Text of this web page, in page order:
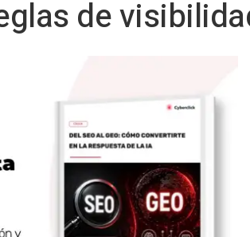
de